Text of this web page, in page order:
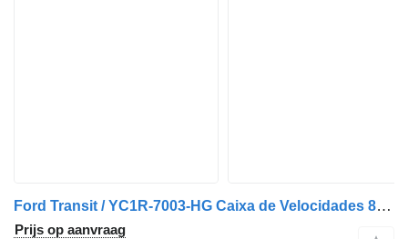
Ford Transit / YC1R-7003-HG Caixa de Velocidades 88VT7K400AA versnellingsbak voor auto
Prijs op aanvraag